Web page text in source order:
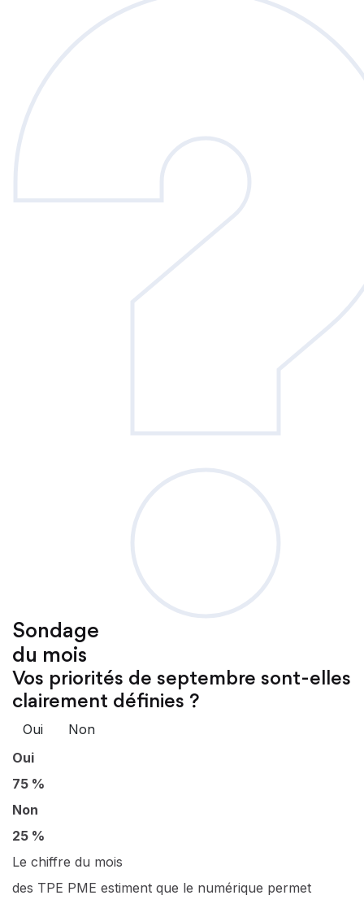
Sondage
du mois
Vos priorités de septembre sont-elles
clairement définies ?
Oui
Non
Oui
75 %
Non
25 %
Le chiffre du mois
des TPE PME estiment que le numérique permet